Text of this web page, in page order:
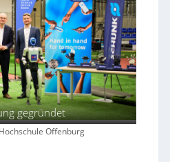
gegründet
Offenburg